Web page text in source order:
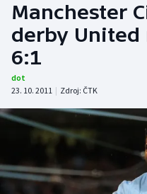
Hokej
Tenis
Atletika
Cyklistika
DALŠÍ SPORTY
Americký fotbal
Manchester
derby
6:1
dot
23. 10. 2011 | Zdroj: ČTK